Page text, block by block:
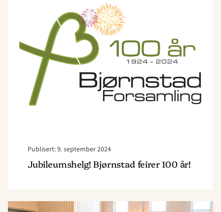
Publisert: 9. september 2024
Jubileumshelg! Bjørnstad feirer 100 år!
"Jubileumshelg!
Bjørnstad
feirer
100
år!"